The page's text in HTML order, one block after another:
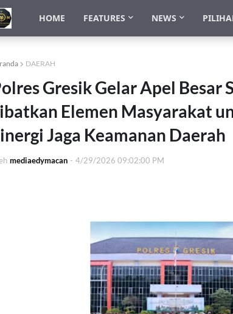
HOME FEATURES NEWS
DAERAH
Gresik Gelar Apel Besar
Elemen Masyarakat
Jaga Keamanan Daerah
mediaedymacan - 4/29/2026 09:02:00 PM